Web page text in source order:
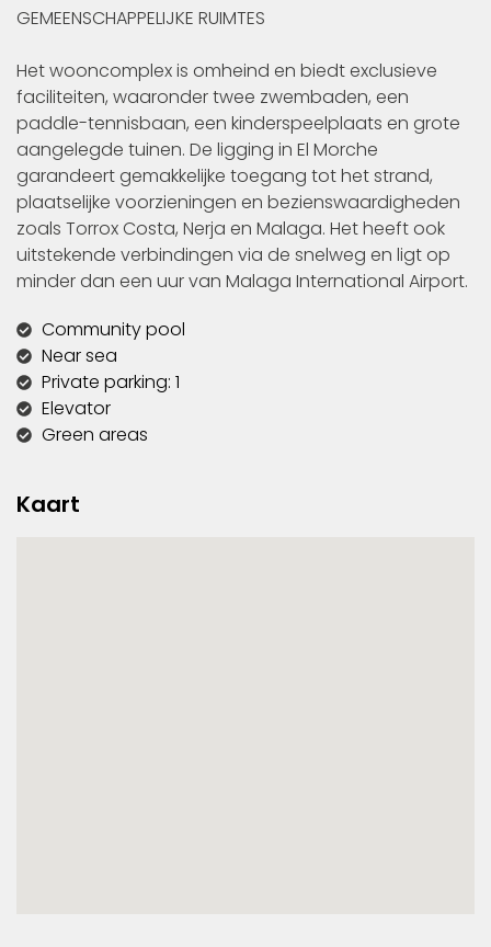
GEMEENSCHAPPELIJKE RUIMTES
Het wooncomplex is omheind en biedt exclusieve
faciliteiten, waaronder twee zwembaden, een
paddle-tennisbaan, een kinderspeelplaats en grote
aangelegde tuinen. De ligging in El Morche
garandeert gemakkelijke toegang tot het strand,
plaatselijke voorzieningen en bezienswaardigheden
zoals Torrox Costa, Nerja en Malaga. Het heeft ook
uitstekende verbindingen via de snelweg en ligt op
minder dan een uur van Malaga International Airport.
Community pool
Near sea
Private parking: 1
Elevator
Green areas
Kaart